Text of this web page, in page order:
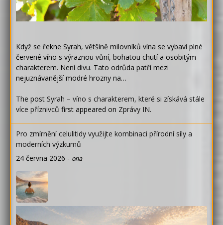
Když se řekne Syrah, většině milovníků vína se vybaví plné
červené víno s výraznou vůní, bohatou chutí a osobitým
charakterem. Není divu. Tato odrůda patří mezi
nejuznávanější modré hrozny na…
The post Syrah – víno s charakterem, které si získává stále
více příznivců first appeared on Zprávy IN.
Pro zmírnění celulitidy využijte kombinaci přírodní síly a
moderních výzkumů
24 června 2026 - ona